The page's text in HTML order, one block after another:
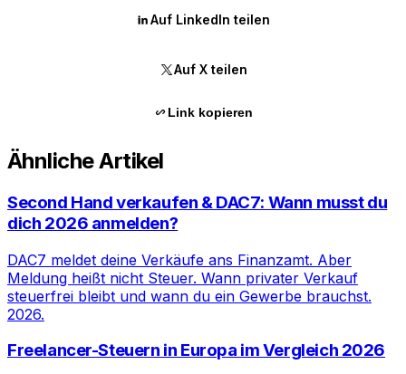
Auf LinkedIn teilen
Auf X teilen
Link kopieren
Ähnliche Artikel
Second Hand verkaufen & DAC7: Wann musst du
dich 2026 anmelden?
DAC7 meldet deine Verkäufe ans Finanzamt. Aber
Meldung heißt nicht Steuer. Wann privater Verkauf
steuerfrei bleibt und wann du ein Gewerbe brauchst.
2026.
Freelancer-Steuern in Europa im Vergleich 2026